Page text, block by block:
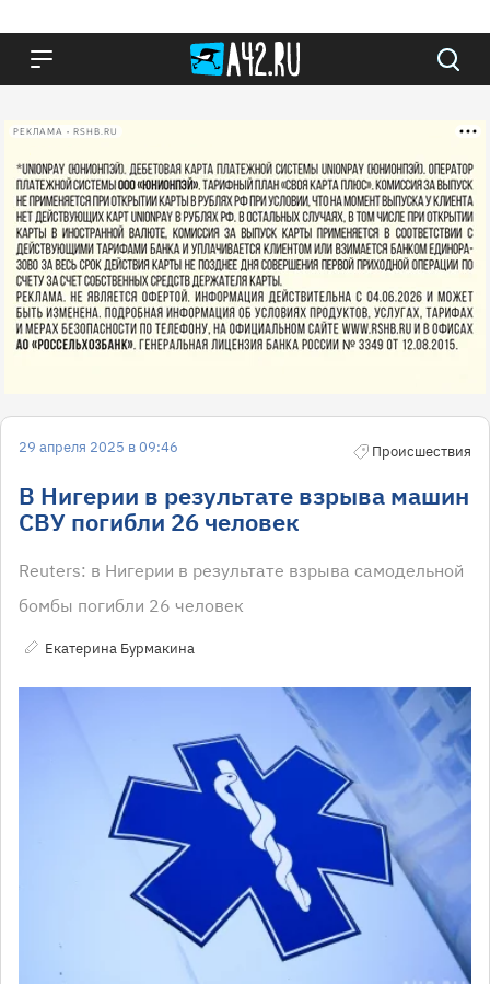
РЕКЛАМА • RSHB.RU
29 апреля 2025 в 09:46 Происшествия
В Нигерии в результате взрыва машин
СВУ погибли 26 человек
Reuters: в Нигерии в результате взрыва самодельной
бомбы погибли 26 человек
Екатерина Бурмакина